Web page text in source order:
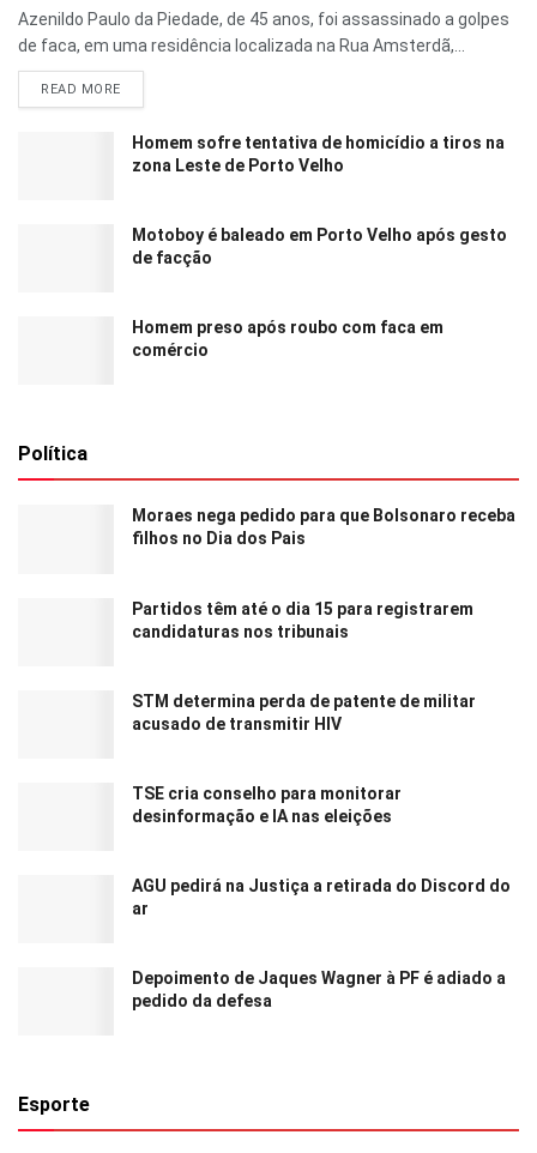
Azenildo Paulo da Piedade, de 45 anos, foi assassinado a golpes
de faca, em uma residência localizada na Rua Amsterdã,...
READ MORE
Homem sofre tentativa de homicídio a tiros na
zona Leste de Porto Velho
Motoboy é baleado em Porto Velho após gesto
de facção
Homem preso após roubo com faca em
comércio
Política
Moraes nega pedido para que Bolsonaro receba
filhos no Dia dos Pais
Partidos têm até o dia 15 para registrarem
candidaturas nos tribunais
STM determina perda de patente de militar
acusado de transmitir HIV
TSE cria conselho para monitorar
desinformação e IA nas eleições
AGU pedirá na Justiça a retirada do Discord do
ar
Depoimento de Jaques Wagner à PF é adiado a
pedido da defesa
Esporte